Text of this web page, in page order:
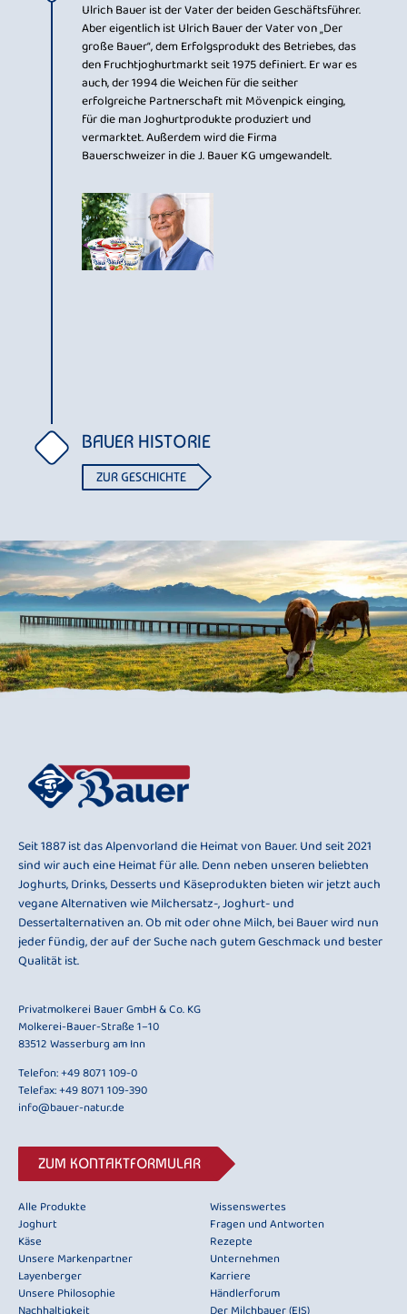
Ulrich Bauer ist der Vater der beiden Geschäftsführer.
Aber eigentlich ist Ulrich Bauer der Vater von „Der
große Bauer“, dem Erfolgsprodukt des Betriebes, das
den Fruchtjoghurtmarkt seit 1975 definiert. Er war es
auch, der 1994 die Weichen für die seither
erfolgreiche Partnerschaft mit Mövenpick einging,
für die man Joghurtprodukte produziert und
vermarktet. Außerdem wird die Firma
Bauerschweizer in die J. Bauer KG umgewandelt.
BAUER HISTORIE
ZUR GESCHICHTE
Seit 1887 ist das Alpenvorland die Heimat von Bauer. Und seit 2021
sind wir auch eine Heimat für alle. Denn neben unseren beliebten
Joghurts, Drinks, Desserts und Käseprodukten bieten wir jetzt auch
vegane Alternativen wie Milchersatz-, Joghurt- und
Dessertalternativen an. Ob mit oder ohne Milch, bei Bauer wird nun
jeder fündig, der auf der Suche nach gutem Geschmack und bester
Qualität ist.
Privatmolkerei Bauer GmbH & Co. KG
Molkerei-Bauer-Straße 1–10
83512 Wasserburg am Inn
Telefon:+49 8071 109-0
Telefax: +49 8071 109-390
info@bauer-natur.de
ZUM KONTAKTFORMULAR
Alle Produkte
Joghurt
Käse
Unsere Markenpartner
Layenberger
Unsere Philosophie
Wissenswertes
Fragen und Antworten
Rezepte
Unternehmen
Karriere
Händlerforum